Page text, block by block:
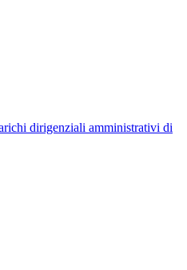
dirigenziali amministrativi di